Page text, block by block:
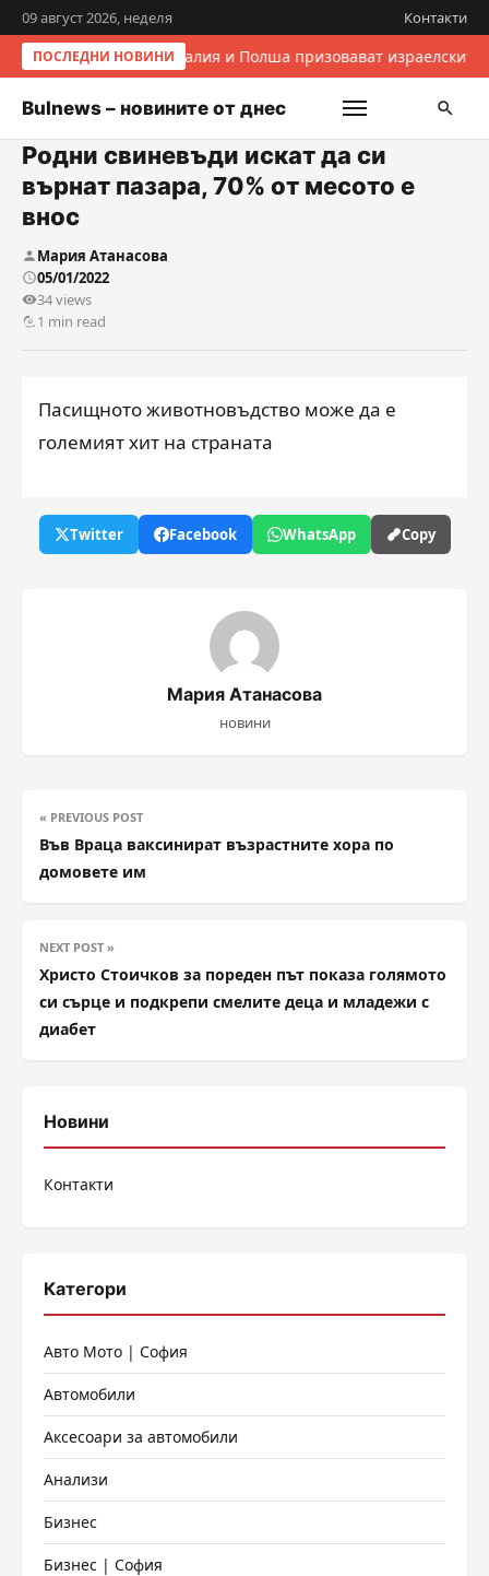
09 август 2026, неделя Контакти
ПОСЛЕДНИ НОВИНИИталия и Полша призовават
Bulnews – новините от днес
Родни свиневъди искат да си
върнат пазара, 70% от месото е
внос
Мария Атанасова
05/01/2022
34 views
1 min read
Пасищното животновъдство може да е
големият хит на страната
Twitter Facebook WhatsApp Copy
Мария Атанасова
новини
« PREVIOUS POST
Във Враца ваксинират възрастните хора по
домовете им
NEXT POST »
Христо Стоичков за пореден път показа голямото
си сърце и подкрепи смелите деца и младежи с
диабет
Новини
Контакти
Категори
Авто Мото | София
Автомобили
Аксесоари за автомобили
Анализи
Бизнес
Бизнес | София